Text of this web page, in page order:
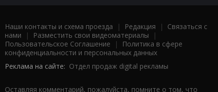
Наши контакты и схема проезда | Редакция | Связаться с
нами | Разместить свои видеоматериалы |
Пользовательское Соглашение |
Политика в сфере
конфиденциальности и персональных данных
Реклама на сайте: Отдел продаж digital рекламы
Оставляя комментарий, пожалуйста, помните о том, что